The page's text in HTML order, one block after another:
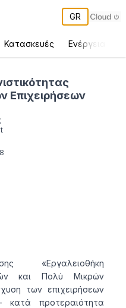
GR
Κατασκευές Ενέργεια
Επιχειρήσεων
«Εργαλειοθήκη
και Πολύ Μικρών
των επιχειρήσεων
κατά προτεραιότητα